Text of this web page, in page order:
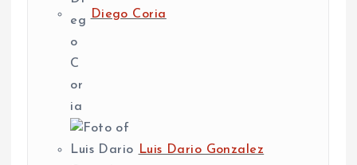
Diego Coria
Luis Dario Gonzalez